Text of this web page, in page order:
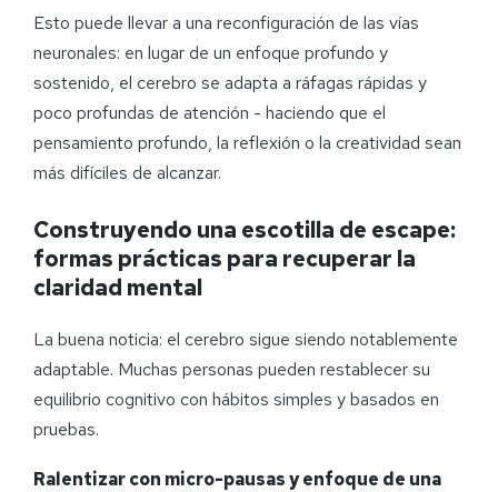
Esto puede llevar a una reconfiguración de las vías
neuronales: en lugar de un enfoque profundo y
sostenido, el cerebro se adapta a ráfagas rápidas y
poco profundas de atención - haciendo que el
pensamiento profundo, la reflexión o la creatividad sean
más difíciles de alcanzar.
Construyendo una escotilla de escape:
formas prácticas para recuperar la
claridad mental
La buena noticia: el cerebro sigue siendo notablemente
adaptable. Muchas personas pueden restablecer su
equilibrio cognitivo con hábitos simples y basados en
pruebas.
Ralentizar con micro-pausas y enfoque de una